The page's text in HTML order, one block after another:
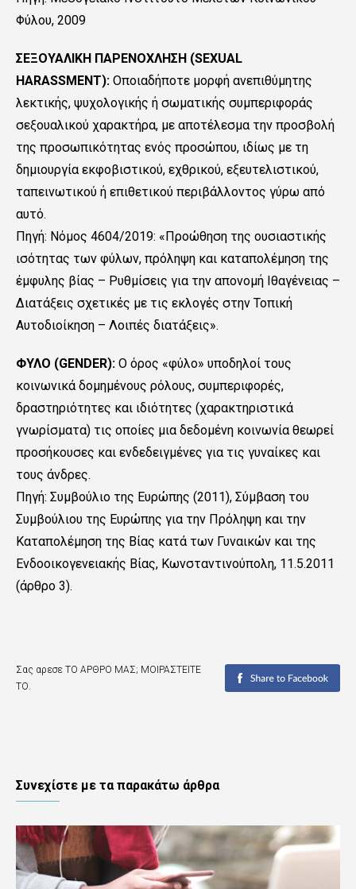
Φύλου, 2009
ΣΕΞΟΥΑΛΙΚΗ ΠΑΡΕΝΟΧΛΗΣΗ (SEXUAL
HARASSMENT): Οποιαδήποτε μορφή ανεπιθύμητης
λεκτικής, ψυχολογικής ή σωματικής συμπεριφοράς
σεξουαλικού χαρακτήρα, με αποτέλεσμα την προσβολή
της προσωπικότητας ενός προσώπου, ιδίως με τη
δημιουργία εκφοβιστικού, εχθρικού, εξευτελιστικού,
ταπεινωτικού ή επιθετικού περιβάλλοντος γύρω από
αυτό.
Πηγή: Nόμος 4604/2019: «Προώθηση της ουσιαστικής
ισότητας των φύλων, πρόληψη και καταπολέμηση της
έμφυλης βίας – Ρυθμίσεις για την απονομή Ιθαγένειας –
Διατάξεις σχετικές με τις εκλογές στην Τοπική
Αυτοδιοίκηση – Λοιπές διατάξεις».
ΦΥΛΟ (GENDER): Ο όρος «φύλο» υποδηλοί τους
κοινωνικά δομημένους ρόλους, συμπεριφορές,
δραστηριότητες και ιδιότητες (χαρακτηριστικά
γνωρίσματα) τις οποίες μια δεδομένη κοινωνία θεωρεί
προσήκουσες και ενδεδειγμένες για τις γυναίκες και
τους άνδρες.
Πηγή: Συμβούλιο της Ευρώπης (2011), Σύμβαση του
Συμβούλιου της Ευρώπης για την Πρόληψη και την
Καταπολέμηση της Βίας κατά των Γυναικών και της
Ενδοοικογενειακής Βίας, Κωνσταντινούπολη, 11.5.2011
(άρθρο 3).
Συνεχίστε με τα παρακάτω άρθρα